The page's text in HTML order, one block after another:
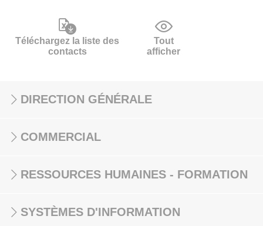
Téléchargez la liste des
contacts
Tout
afficher
DIRECTION GÉNÉRALE
COMMERCIAL
RESSOURCES HUMAINES - FORMATION
SYSTÈMES D'INFORMATION